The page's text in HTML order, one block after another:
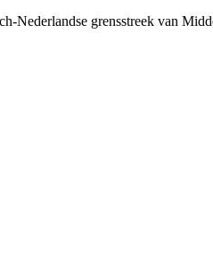
Nederlandse grensstreek van